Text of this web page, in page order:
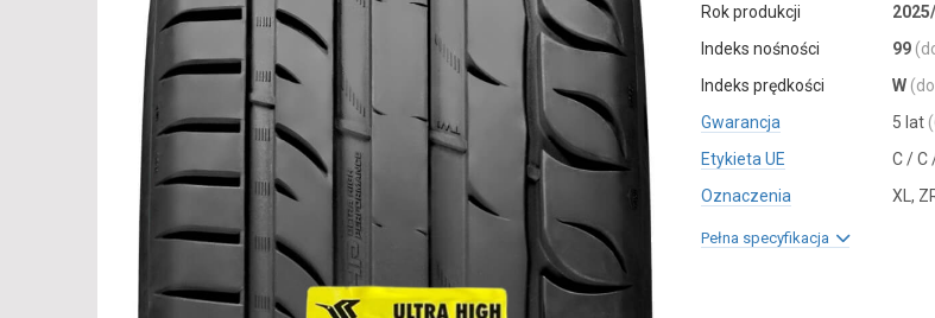
Rok produkcji
Indeks nośności
99
Indeks prędkości
W
Gwarancja
5 lat
Etykieta UE
C / C
Oznaczenia
XL,
Pełna specyfikacja